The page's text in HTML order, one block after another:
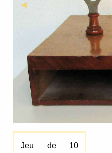
Previous Slide
◀︎
Jeu de 10